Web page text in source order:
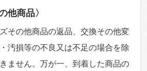
他商品〉
その他商品の返品、交換その他変
汚損等の不良又は不足の場合を除
ません。万が一、到着した商品の